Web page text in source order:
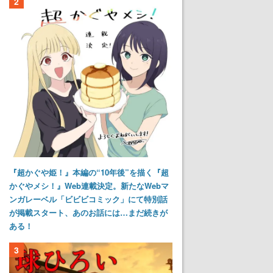
『超かぐや姫！』本編の“10年後”を描く『超
かぐやメシ！』Web連載決定。新たなWebマ
ンガレーベル「ビビビコミック」にて特別話
が掲載スタート、あのお話には…まだ続きが
ある！
3